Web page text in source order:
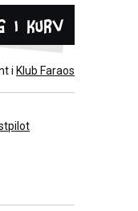
i kurv
i Klub Faraos